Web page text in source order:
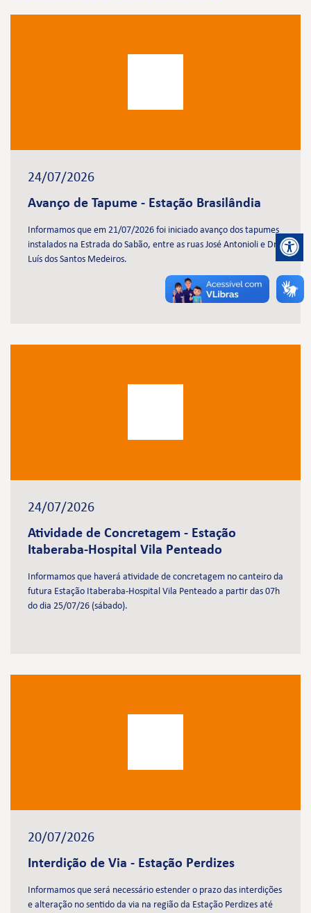
24/07/2026
Avanço de Tapume - Estação Brasilândia
Informamos que em 21/07/2026 foi iniciado avanço dos tapumes
instalados na Estrada do Sabão, entre as ruas José Antonioli e Dr.
Luís dos Santos Medeiros.
24/07/2026
Atividade de Concretagem - Estação
Itaberaba-Hospital Vila Penteado
Informamos que haverá atividade de concretagem no canteiro da
futura Estação Itaberaba-Hospital Vila Penteado a partir das 07h
do dia 25/07/26 (sábado).
20/07/2026
Interdição de Via - Estação Perdizes
Informamos que será necessário estender o prazo das interdições
e alteração no sentido da via na região da Estação Perdizes até